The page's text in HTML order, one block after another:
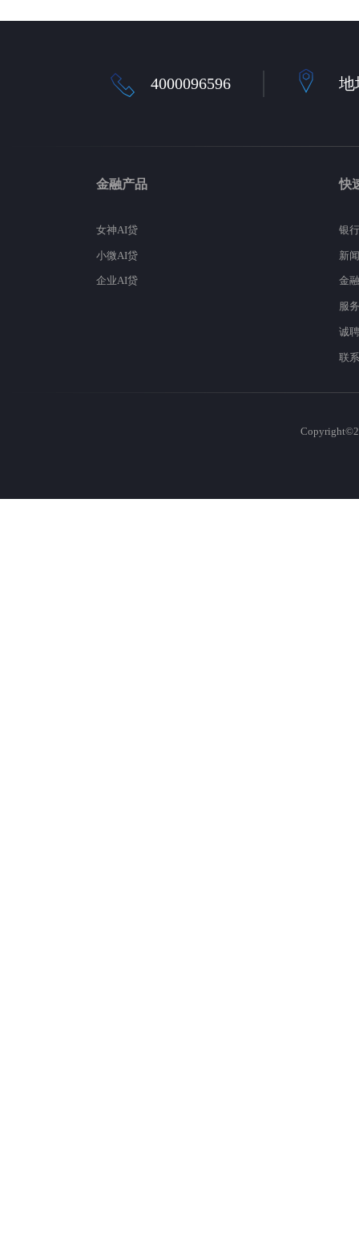
4000096596 地
金融产品
女神AI贷
小微AI贷
企业AI贷
快
银
新
金
服
诚
联